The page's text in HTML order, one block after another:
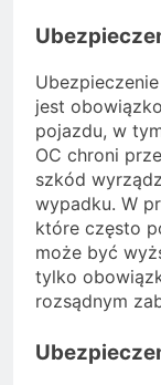
jest
pojazdu, w
OC chroni
szkód
wypadku. W
które często
może być
tylko
rozsądnym